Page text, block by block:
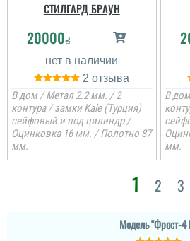
Антон
на почут пришло все в
комплекті, замовляли по
СТИЛГАРД БРАУН
20000₴
2
В дом / Метал 2.2 мм. / 2
контура / замки Kale (Турция)
сейфовый и под цилиндр /
Оцинковка 16 мм. / Полотно 87
мм.
В
мм.
1 2 3
Модель "Фрост-4